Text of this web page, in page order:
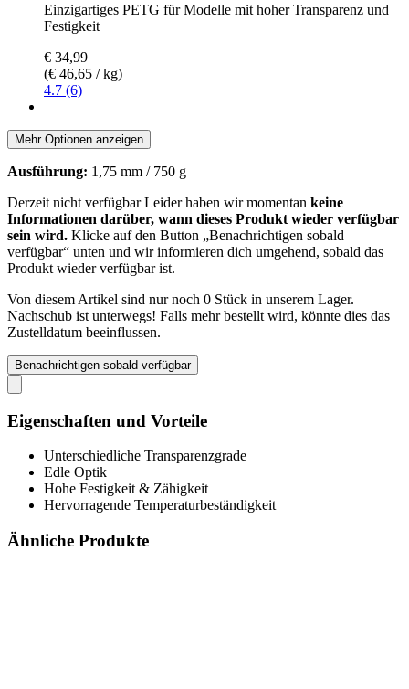
Einzigartiges PETG für Modelle mit hoher Transparenz und
Festigkeit
€ 34,99
(€ 46,65 / kg)
4.7 (6)
Mehr Optionen anzeigen
Ausführung: 1,75 mm / 750 g
Derzeit nicht verfügbarLeider haben wir momentan keine
Informationen darüber, wann dieses Produkt wieder verfügbar
sein wird. Klicke auf den Button „Benachrichtigen sobald
verfügbar“ unten und wir informieren dich umgehend, sobald das
Produkt wieder verfügbar ist.
Von diesem Artikel sind nur noch 0 Stück in unserem Lager.
Nachschub ist unterwegs! Falls mehr bestellt wird, könnte dies das
Zustelldatum beeinflussen.
Benachrichtigen sobald verfügbar
Eigenschaften und Vorteile
Unterschiedliche Transparenzgrade
Edle Optik
Hohe Festigkeit & Zähigkeit
Hervorragende Temperaturbeständigkeit
Ähnliche Produkte